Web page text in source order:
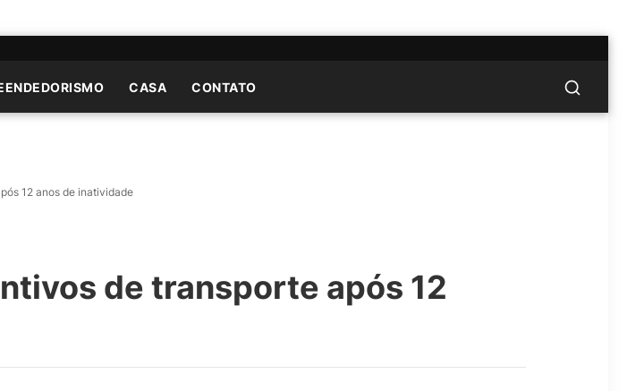
CASA CONTATO
12 anos de inatividade
de transporte após 12